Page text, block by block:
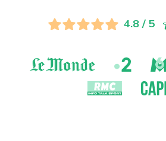
4.8 / 5